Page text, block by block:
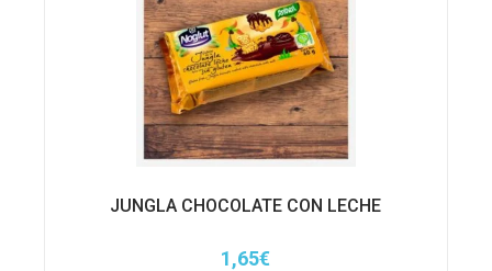
JUNGLA CHOCOLATE CON LECHE
1,65€